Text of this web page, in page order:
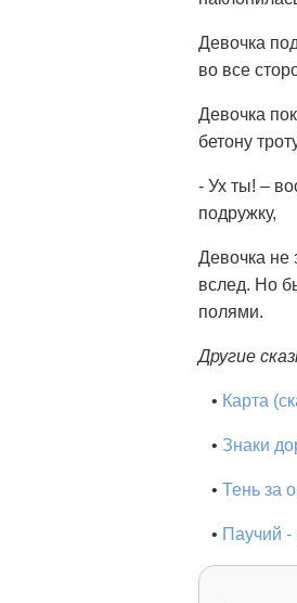
Девочка
во все
Девочка
бетону
- Ух ты! –
подружку,
Девочка не
вслед. Но
полями.
Другие
• Карта
• Знаки
• Тень за
• Паучий -